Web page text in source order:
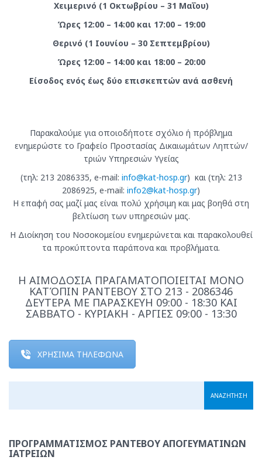
Χειμερινό (1 Οκτωβρίου – 31 Μαΐου)
Ώρες 12:00 – 14:00 και 17:00 – 19:00
Θερινό (1 Ιουνίου – 30 Σεπτεμβρίου)
Ώρες 12:00 – 14:00 και 18:00 – 20:00
Είσοδος ενός έως δύο επισκεπτών ανά ασθενή
Παρακαλούμε για οποιoδήποτε σχόλιο ή πρόβλημα
ενημερώστε το Γραφείο Προστασίας Δικαιωμάτων Ληπτών/
τριών Υπηρεσιών Υγείας
(τηλ: 213 2086335, e-mail: info@kat-hosp.gr) και (τηλ: 213
2086925, e-mail: info2@kat-hosp.gr)
Η επαφή σας μαζί μας είναι πολύ χρήσιμη και μας βοηθά στη
βελτίωση των υπηρεσιών μας.
Η Διοίκηση του Νοσοκομείου ενημερώνεται και παρακολουθεί
τα προκύπτοντα παράπονα και προβλήματα.
Η ΑΙΜΟΔΟΣΙΑ ΠΡΑΓΑΜΑΤΟΠΟΙΕΙΤΑΙ ΜΟΝΟ
ΚΑΤΌΠΙΝ ΡΑΝΤΕΒΟΥ ΣΤΟ 213 - 2086346
ΔΕΥΤΕΡΑ ΜΕ ΠΑΡΑΣΚΕΥΗ 09:00 - 18:30 ΚΑΙ
ΣΑΒΒΑΤΟ - ΚΥΡΙΑΚΗ - ΑΡΓΙΕΣ 09:00 - 13:30
ΧΡΗΣΙΜΑ ΤΗΛΕΦΩΝΑ
ΠΡΟΓΡΑΜΜΑΤΙΣΜΌΣ ΡΑΝΤΕΒΟΎ ΑΠΟΓΕΥΜΑΤΙΝΏΝ
ΙΑΤΡΕΊΩΝ